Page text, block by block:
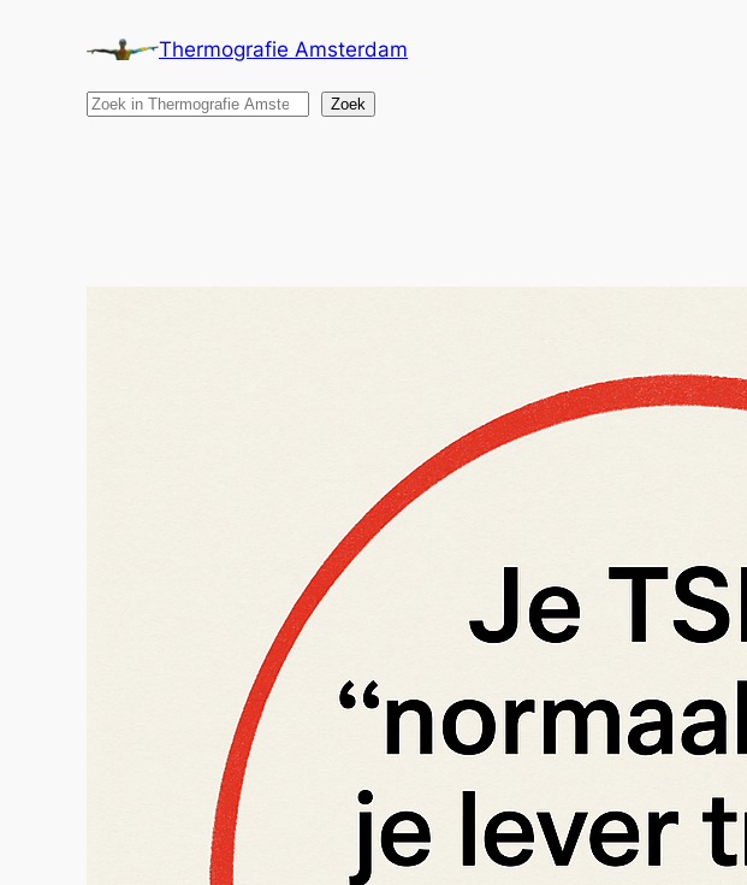
Thermografie Amsterdam
Search Zoek